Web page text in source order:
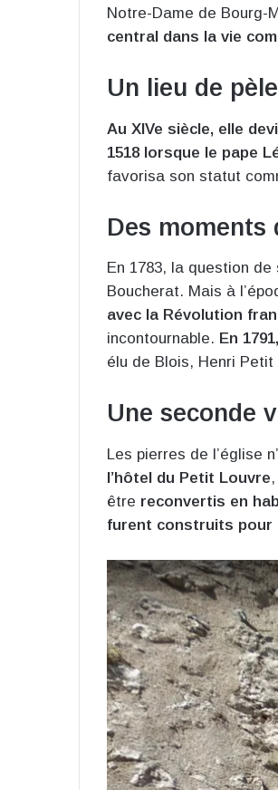
Notre-Dame de Bourg-
central dans la vie
Un lieu de
Au XIVe siècle, elle
1518 lorsque le pape
favorisa son statut
Des
En 1783, la question
Boucherat. Mais à
avec la Révolution
incontournable. En
élu de Blois, Henri
Une seconde
Les pierres de l’église
l’hôtel du Petit Louvre
être reconvertis en
furent construits pour